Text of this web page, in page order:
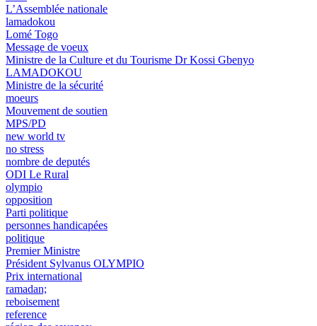
L’Assemblée nationale
lamadokou
Lomé Togo
Message de voeux
Ministre de la Culture et du Tourisme Dr Kossi Gbenyo
LAMADOKOU
Ministre de la sécurité
moeurs
Mouvement de soutien
MPS/PD
new world tv
no stress
nombre de deputés
ODI Le Rural
olympio
opposition
Parti politique
personnes handicapées
politique
Premier Ministre
Président Sylvanus OLYMPIO
Prix international
ramadan;
reboisement
reference